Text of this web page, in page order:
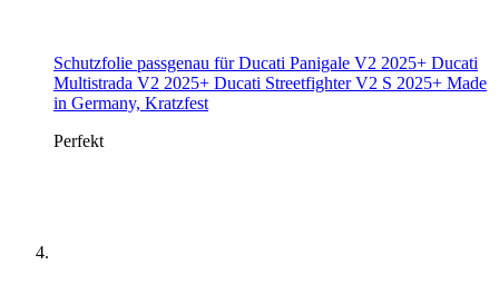
Schutzfolie passgenau für Ducati Panigale V2 2025+ Ducati
Multistrada V2 2025+ Ducati Streetfighter V2 S 2025+ Made
in Germany, Kratzfest
Perfekt